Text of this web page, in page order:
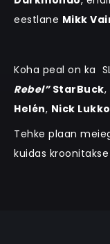
eestlane Mikk
Koha peal on ka
Rebel”StarBuck,
Helén, Nick
Tehke plaan
kuidas